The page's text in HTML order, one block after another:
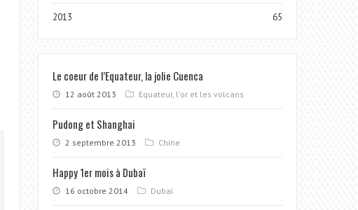
2013 65
Le coeur de l’Equateur, la jolie Cuenca
12 août 2013 Equateur, l'or et les volcans
Pudong et Shanghai
2 septembre 2013 Chine
Happy 1er mois à Dubaï
16 octobre 2014 Dubaï